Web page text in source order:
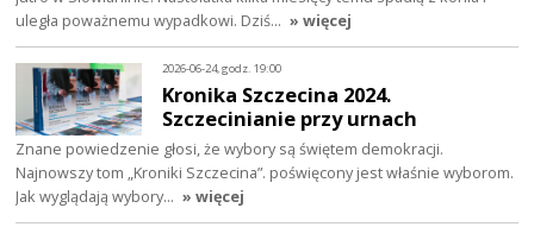
uległa poważnemu wypadkowi. Dziś… » więcej
2026-06-24, godz. 19:00
Kronika Szczecina 2024.
Szczecinianie przy urnach
Znane powiedzenie głosi, że wybory są świętem demokracji.
Najnowszy tom „Kroniki Szczecina”. poświęcony jest właśnie wyborom.
Jak wyglądają wybory… » więcej